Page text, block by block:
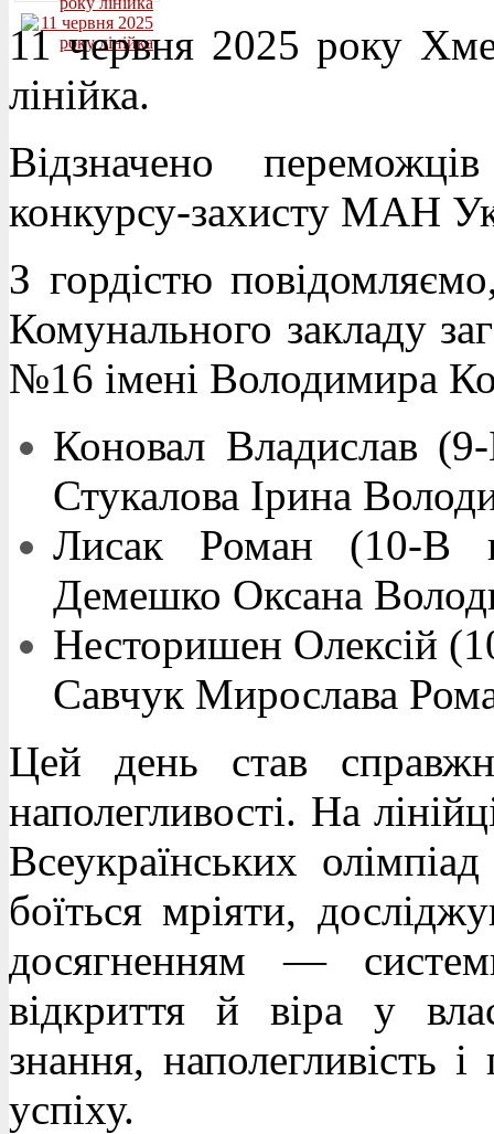
11 червня 2025 року
лінійка.
Відзначено
конкурсу-захисту МАН
З гордістю
Комунального закладу
№16 імені Володимира
Коновал Владислав
Стукалова Ірина
Лисак Роман (10-В
Демешко Оксана
Несторишен Олексій
Савчук Мирослава
Цей день став
наполегливості. На
Всеукраїнських
боїться мріяти,
досягненням —
відкриття й віра у
знання,
успіху.